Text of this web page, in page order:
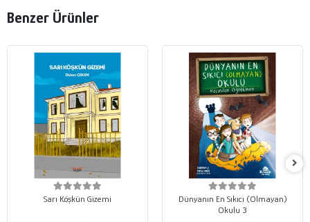
Benzer Ürünler
Sarı Köşkün Gizemi
Dünyanın En Sıkıcı (Olmayan)
Okulu 3